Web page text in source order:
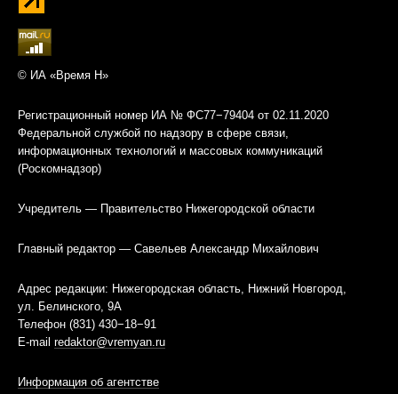
© ИА «Время Н»
Регистрационный номер ИА № ФС77−79404 от 02.11.2020
Федеральной службой по надзору в сфере связи,
информационных технологий и массовых коммуникаций
(Роскомнадзор)
Учредитель — Правительство Нижегородской области
Главный редактор — Савельев Александр Михайлович
Адрес редакции: Нижегородская область, Нижний Новгород,
ул. Белинского, 9А
Телефон (831) 430−18−91
E-mail redaktor@vremyan.ru
Информация об агентстве